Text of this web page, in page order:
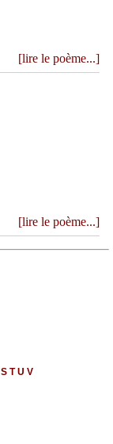
[lire le poème...]
[lire le poème...]
S TU V